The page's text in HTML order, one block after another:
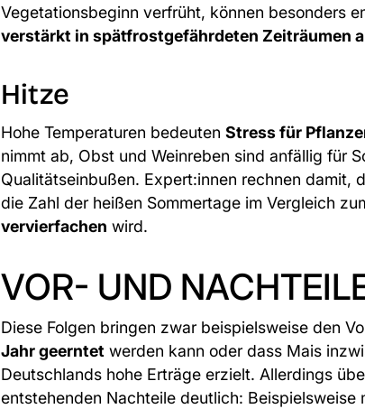
Vegetationsbeginn verfrüht, können besonders
verstärkt in spätfrostgefährdeten Zeiträumen
Hitze
Hohe Temperaturen bedeuten Stress für
nimmt ab, Obst und Weinreben sind anfällig für
Qualitätseinbußen. Expert:innen rechnen damit,
die Zahl der heißen Sommertage im Vergleich
vervierfachen wird.
VOR- UND
Diese Folgen bringen zwar beispielsweise den
Jahr geerntetwerden kann oder dass Mais
Deutschlands hohe Erträge erzielt. Allerdings
entstehenden Nachteile deutlich: